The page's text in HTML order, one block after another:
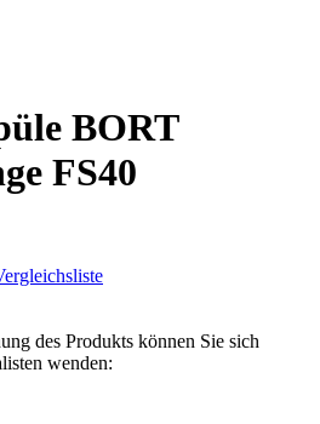
BORT
FS40
des Produkts können Sie sich
wenden: